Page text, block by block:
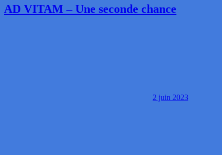
AD VITAM – Une seconde chance
2 juin 2023